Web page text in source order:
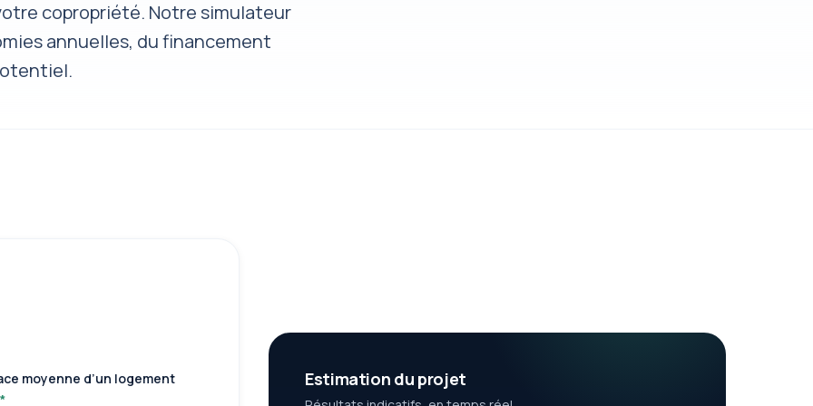
copropriété. Notre simulateur
annuelles, du financement
moyenne d’un logement
*
Estimation du projet